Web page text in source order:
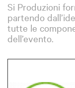
Si Produzioni
partendo
tutte le
dell’evento.